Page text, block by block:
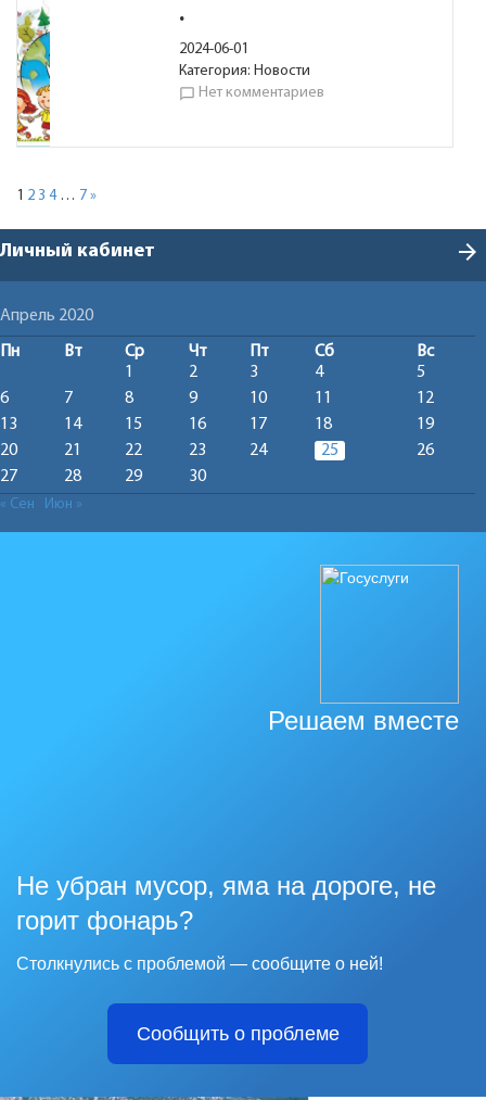
.
2024-06-01
Категория: Новости
chat_bubble_outline Нет комментариев
1 2 3 4 … 7 »
Личный кабинет arrow_forward
Апрель 2020
Пн Вт Ср Чт Пт Сб
Вс
1
2 3 4
5
6
7 8 9 10 11
12
13
14 15 16 17 18
19
20
21 22 23 24 25
26
27
28 29 30
« Сен Июн »
Решаем вместе
Не убран мусор, яма на дороге, не
горит фонарь?
Столкнулись с проблемой — сообщите о ней!
Сообщить о проблеме